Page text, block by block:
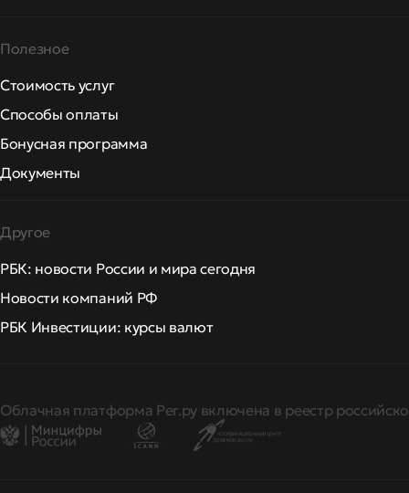
Полезное
Стоимость услуг
Способы оплаты
Бонусная программа
Документы
Другое
РБК: новости России и мира сегодня
Новости компаний РФ
РБК Инвестиции: курсы валют
Облачная платформа Рег.ру включена в реестр